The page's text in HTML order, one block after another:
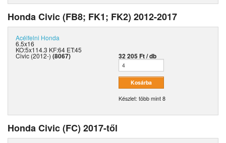
Honda Civic (FB8; FK1; FK2) 2012-2017
Acélfelni Honda
6.5x16
KO:5x114.3 KF:64 ET:45
Civic (2012-) (8067) 32 205 Ft / db
Készlet: több mint 8
Honda Civic (FC) 2017-től